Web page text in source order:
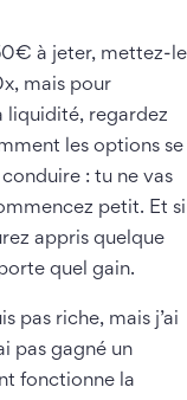
à jeter, mettez-
mais pour
liquidité, regardez
les options se
: tu ne vas
petit. Et si
appris quelque
quel gain.
pas riche, mais j’ai
pas gagné un
fonctionne la